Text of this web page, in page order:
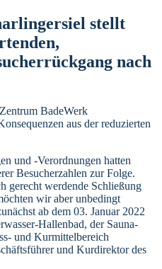
stellt
nach
BadeWerk
aus der reduzierten
und -Verordnungen hatten
Besucherzahlen zur Folge.
gerecht werdende Schließung
wir aber unbedingt
ab dem 03. Januar 2022
Hallenbad, der Sauna-
und Kurmittelbereich
und Kurdirektor des